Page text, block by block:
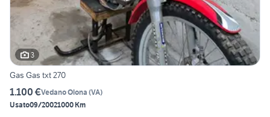
3
Gas Gas txt 270
1.100 €Vedano Olona (VA)
Usato09/20021000 Km